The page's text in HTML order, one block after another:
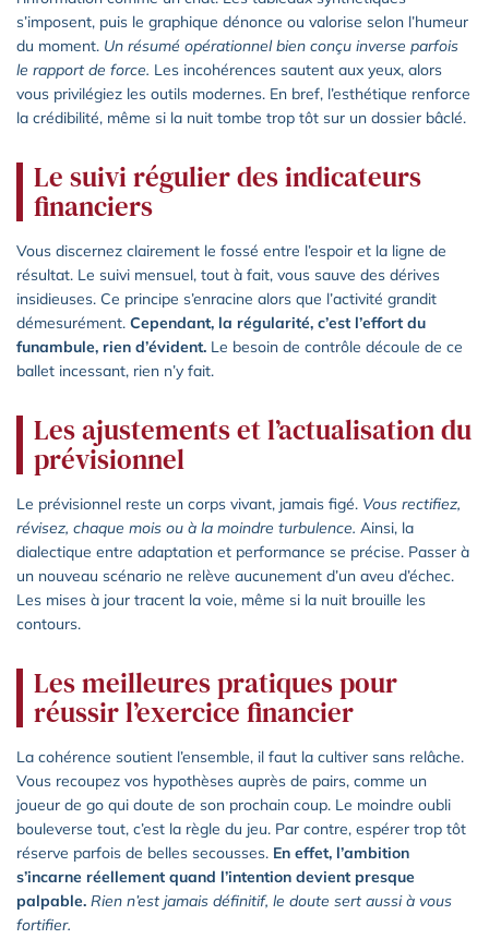
s’imposent, puis le graphique dénonce ou valorise selon l’humeur
du moment. Un résumé opérationnel bien conçu inverse parfois
le rapport de force. Les incohérences sautent aux yeux, alors
vous privilégiez les outils modernes. En bref, l’esthétique renforce
la crédibilité, même si la nuit tombe trop tôt sur un dossier bâclé.
Le suivi régulier des indicateurs
financiers
Vous discernez clairement le fossé entre l’espoir et la ligne de
résultat. Le suivi mensuel, tout à fait, vous sauve des dérives
insidieuses. Ce principe s’enracine alors que l’activité grandit
démesurément. Cependant, la régularité, c’est l’effort du
funambule, rien d’évident. Le besoin de contrôle découle de ce
ballet incessant, rien n’y fait.
Les ajustements et l’actualisation du
prévisionnel
Le prévisionnel reste un corps vivant, jamais figé. Vous rectifiez,
révisez, chaque mois ou à la moindre turbulence. Ainsi, la
dialectique entre adaptation et performance se précise. Passer à
un nouveau scénario ne relève aucunement d’un aveu d’échec.
Les mises à jour tracent la voie, même si la nuit brouille les
contours.
Les meilleures pratiques pour
réussir l’exercice financier
La cohérence soutient l’ensemble, il faut la cultiver sans relâche.
Vous recoupez vos hypothèses auprès de pairs, comme un
joueur de go qui doute de son prochain coup. Le moindre oubli
bouleverse tout, c’est la règle du jeu. Par contre, espérer trop tôt
réserve parfois de belles secousses. En effet, l’ambition
s’incarne réellement quand l’intention devient presque
palpable. Rien n’est jamais définitif, le doute sert aussi à vous
fortifier.